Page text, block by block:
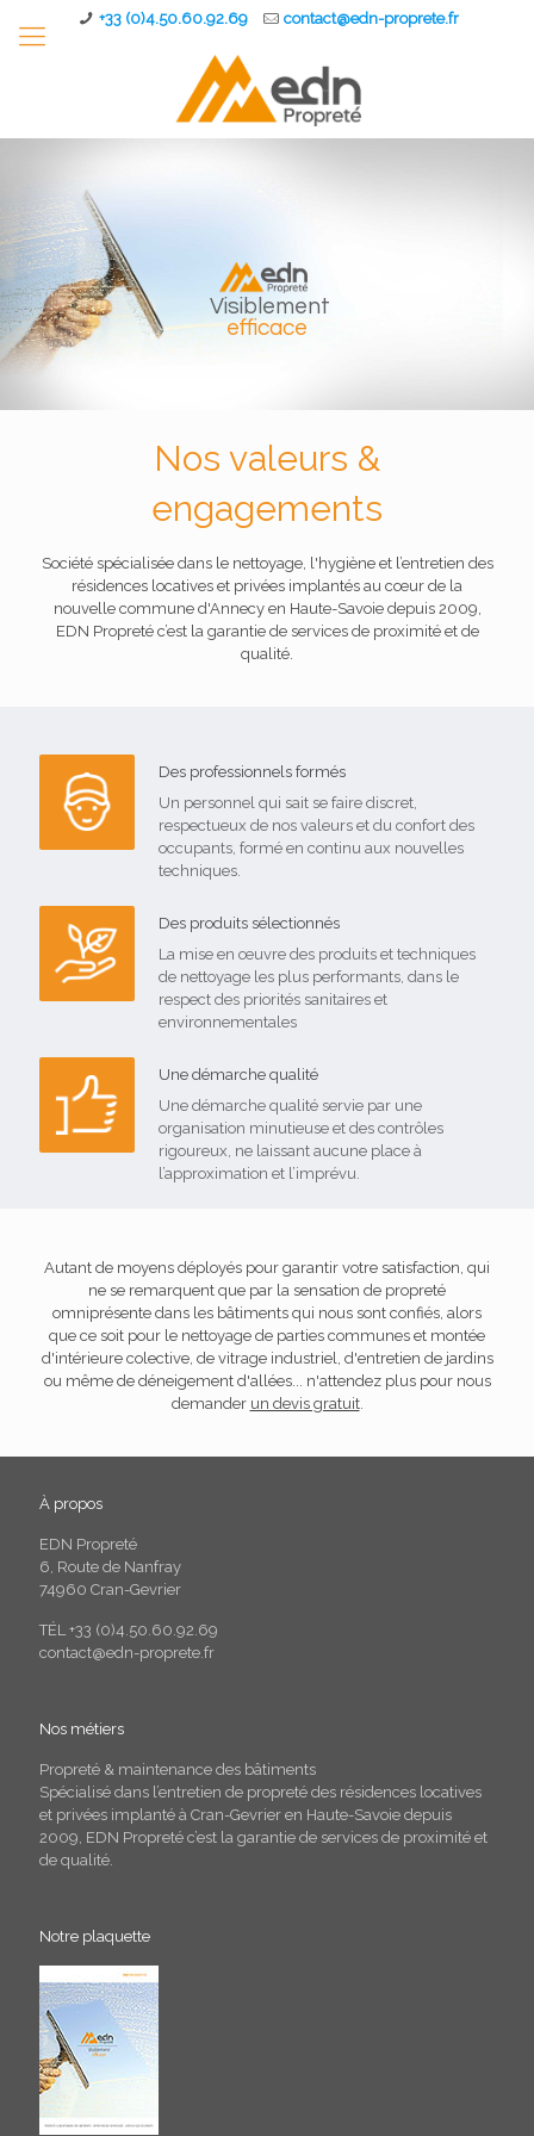
+33 (0)4.50.60.92.69 contact@edn-proprete.fr
Visiblement
efficace
Nos valeurs &
engagements
Société spécialisée dans le nettoyage, l'hygiène et l’entretien des
résidences locatives et privées implantés au cœur de la
nouvelle commune d'Annecy en Haute-Savoie depuis 2009,
EDN Propreté c’est la garantie de services de proximité et de
qualité.
Des professionnels formés
Un personnel qui sait se faire discret,
respectueux de nos valeurs et du confort des
occupants, formé en continu aux nouvelles
techniques.
Des produits sélectionnés
La mise en œuvre des produits et techniques
de nettoyage les plus performants, dans le
respect des priorités sanitaires et
environnementales
Une démarche qualité
Une démarche qualité servie par une
organisation minutieuse et des contrôles
rigoureux, ne laissant aucune place à
l’approximation et l’imprévu.
Autant de moyens déployés pour garantir votre satisfaction, qui
ne se remarquent que par la sensation de propreté
omniprésente dans les bâtiments qui nous sont confiés, alors
que ce soit pour le nettoyage de parties communes et montée
d'intérieure colective, de vitrage industriel, d'entretien de jardins
ou même de déneigement d'allées... n'attendez plus pour nous
demander un devis gratuit.
À propos
EDN Propreté
6, Route de Nanfray
74960 Cran-Gevrier
TÉL +33 (0)4.50.60.92.69
contact@edn-proprete.fr
Nos métiers
Propreté & maintenance des bâtiments
Spécialisé dans l’entretien de propreté des résidences locatives
et privées implanté à Cran-Gevrier en Haute-Savoie depuis
2009, EDN Propreté c’est la garantie de services de proximité et
de qualité.
Notre plaquette